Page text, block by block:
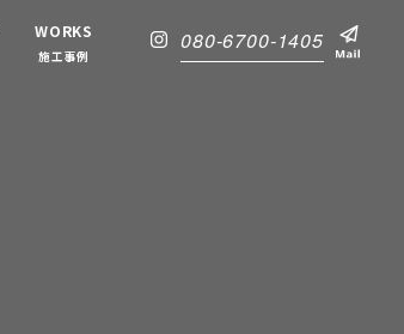
WORKS
施工事例
080-6700-1405